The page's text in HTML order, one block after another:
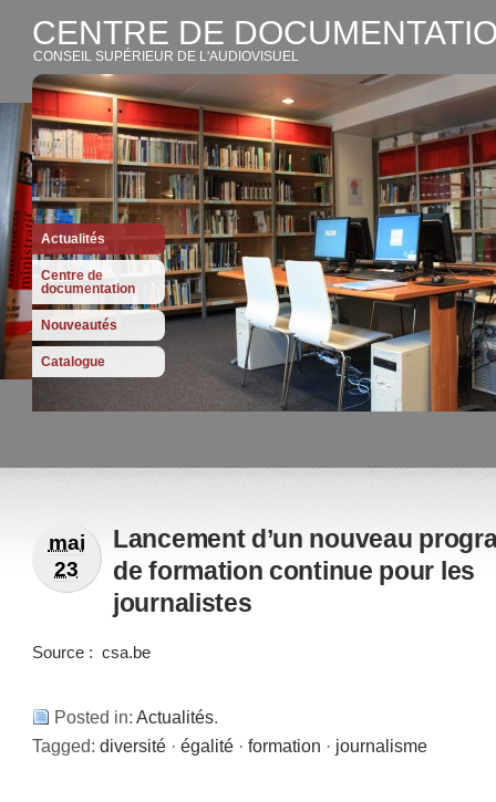
CENTRE DE
CONSEIL SUPÉRIEUR DE L'AUDIOVISUEL
Actualités
Centre de
documentation
Nouveautés
Catalogue
mai
23
Lancement d’un nouveau
de formation continue pour les
journalistes
Source : csa.be
Posted in: Actualités.
Tagged: diversité · égalité · formation · journalisme